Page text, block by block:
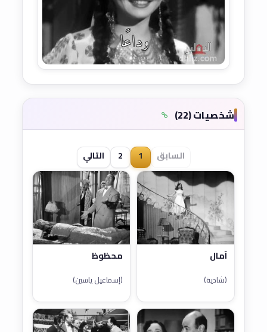
شخصيات (22)
السابق 1
2 التالي
آمال
(شادية)
محظوظ
(إسماعيل ياسين)